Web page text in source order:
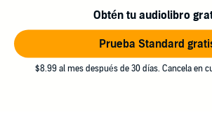
Obtén tu audiolibro
Prueba Standard
$8.99 al mes después de 30 días. Cancela en